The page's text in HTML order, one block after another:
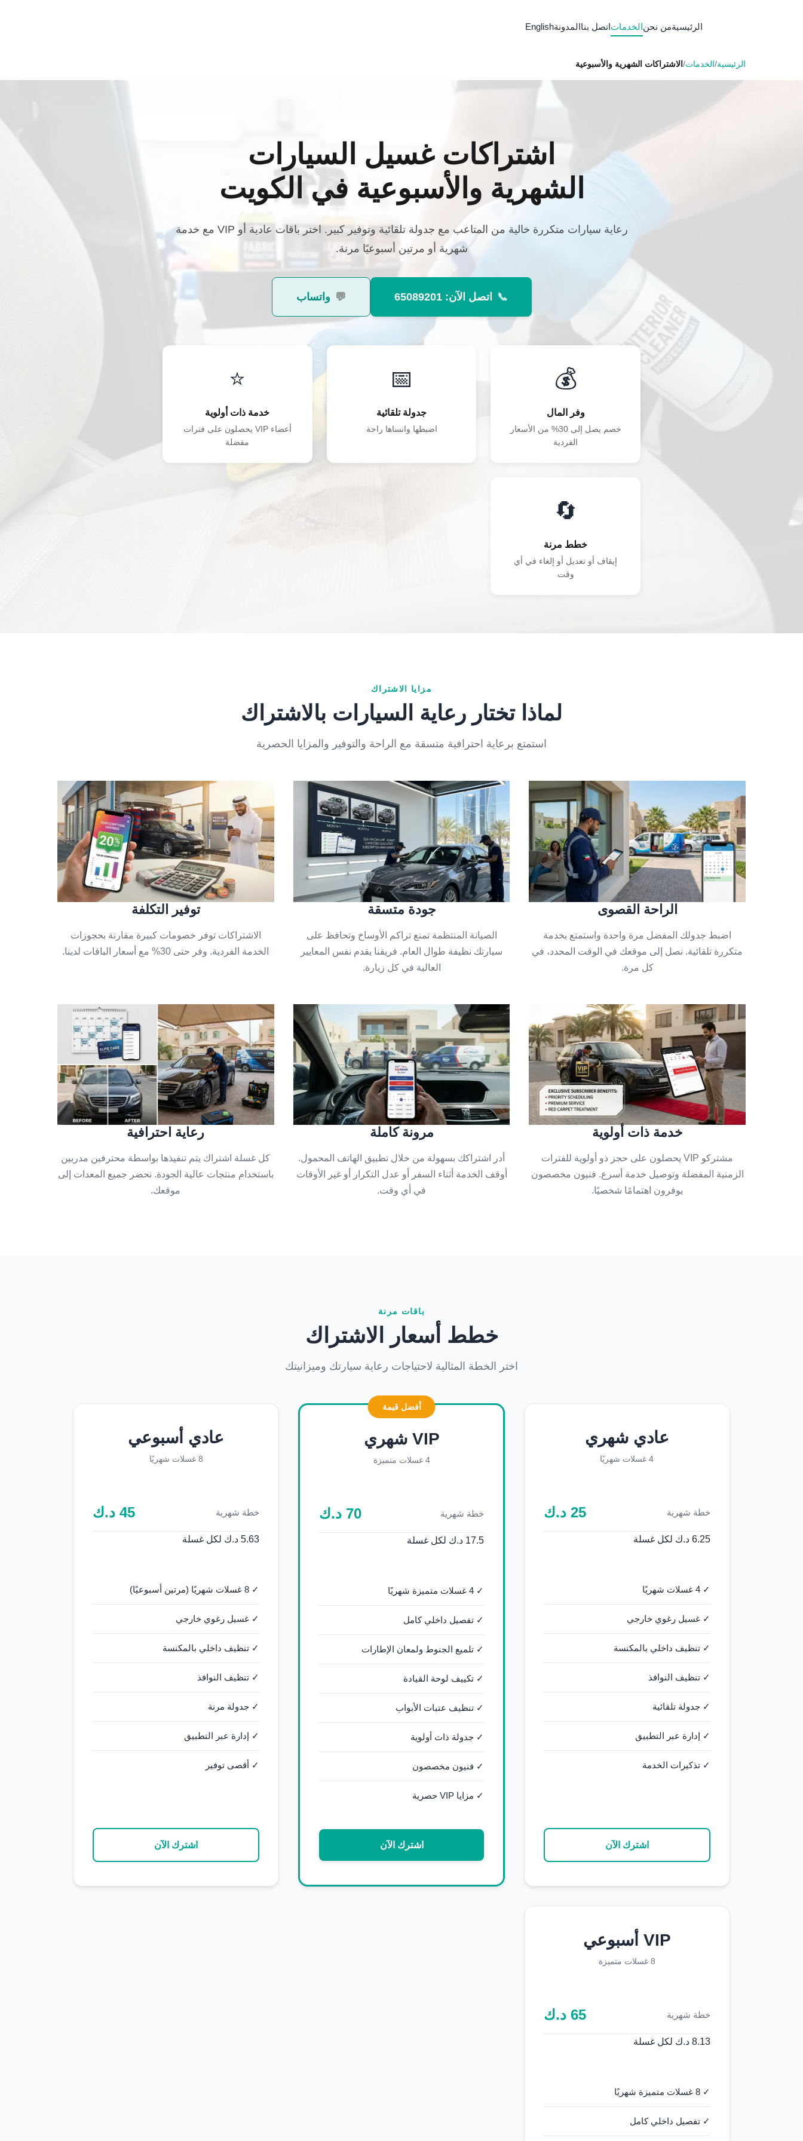
الرئيسيةمن نحنالخدماتاتصل بناالمدونةEnglish
الرئيسية/الخدمات/ الاشتراكات الشهرية والأسبوعية
اشتراكات غسيل السيارات
الشهرية والأسبوعية في الكويت
رعاية سيارات متكررة خالية من المتاعب مع جدولة تلقائية وتوفير كبير. اختر باقات عادية أو VIP مع خدمة
شهرية أو مرتين أسبوعيًا مرنة.
📞 اتصل الآن: 65089201 💬 واتساب
💰
وفر المال
خصم يصل إلى 30% من الأسعار
الفردية
📅
جدولة تلقائية
اضبطها وانساها راحة
⭐
خدمة ذات أولوية
أعضاء VIP يحصلون على فترات
مفضلة
🔄
خطط مرنة
إيقاف أو تعديل أو إلغاء في أي
وقت
مزايا الاشتراك
لماذا تختار رعاية السيارات بالاشتراك
استمتع برعاية احترافية متسقة مع الراحة والتوفير والمزايا الحصرية
الراحة القصوى
اضبط جدولك المفضل مرة واحدة واستمتع بخدمة
متكررة تلقائية. نصل إلى موقعك في الوقت المحدد، في
كل مرة.
جودة متسقة
الصيانة المنتظمة تمنع تراكم الأوساخ وتحافظ على
سيارتك نظيفة طوال العام. فريقنا يقدم نفس المعايير
العالية في كل زيارة.
توفير التكلفة
الاشتراكات توفر خصومات كبيرة مقارنة بحجوزات
الخدمة الفردية. وفر حتى 30% مع أسعار الباقات لدينا.
خدمة ذات أولوية
مشتركو VIP يحصلون على حجز ذو أولوية للفترات
الزمنية المفضلة وتوصيل خدمة أسرع. فنيون مخصصون
يوفرون اهتمامًا شخصيًا.
مرونة كاملة
أدر اشتراكك بسهولة من خلال تطبيق الهاتف المحمول.
أوقف الخدمة أثناء السفر أو عدل التكرار أو غير الأوقات
في أي وقت.
رعاية احترافية
كل غسلة اشتراك يتم تنفيذها بواسطة محترفين مدربين
باستخدام منتجات عالية الجودة. نحضر جميع المعدات إلى
موقعك.
باقات مرنة
خطط أسعار الاشتراك
اختر الخطة المثالية لاحتياجات رعاية سيارتك وميزانيتك
عادي شهري
4 غسلات شهريًا
خطة شهرية 25 د.ك
6.25 د.ك لكل غسلة
✓ 4 غسلات شهريًا
✓ غسيل رغوي خارجي
✓ تنظيف داخلي بالمكنسة
✓ تنظيف النوافذ
✓ جدولة تلقائية
✓ إدارة عبر التطبيق
✓ تذكيرات الخدمة
اشترك الآن
أفضل قيمة
VIP شهري
4 غسلات متميزة
خطة شهرية 70 د.ك
17.5 د.ك لكل غسلة
✓ 4 غسلات متميزة شهريًا
✓ تفصيل داخلي كامل
✓ تلميع الجنوط ولمعان الإطارات
✓ تكييف لوحة القيادة
✓ تنظيف عتبات الأبواب
✓ جدولة ذات أولوية
✓ فنيون مخصصون
✓ مزايا VIP حصرية
اشترك الآن
عادي أسبوعي
8 غسلات شهريًا
خطة شهرية 45 د.ك
5.63 د.ك لكل غسلة
✓ 8 غسلات شهريًا (مرتين أسبوعيًا)
✓ غسيل رغوي خارجي
✓ تنظيف داخلي بالمكنسة
✓ تنظيف النوافذ
✓ جدولة مرنة
✓ إدارة عبر التطبيق
✓ أقصى توفير
اشترك الآن
VIP أسبوعي
8 غسلات متميزة
خطة شهرية 65 د.ك
8.13 د.ك لكل غسلة
✓ 8 غسلات متميزة شهريًا
✓ تفصيل داخلي كامل